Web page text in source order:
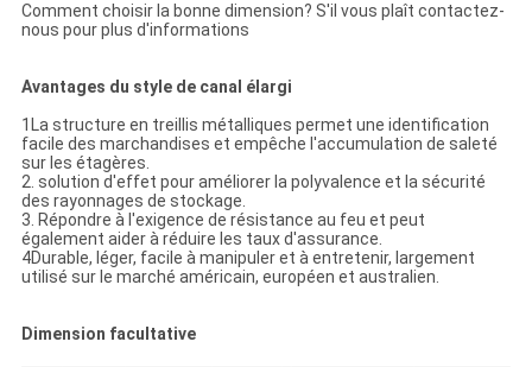
Comment choisir la bonne dimension? S'il vous plaît contactez-
nous pour plus d'informations
Avantages du style de canal élargi
1La structure en treillis métalliques permet une identification
facile des marchandises et empêche l'accumulation de saleté
sur les étagères.
2. solution d'effet pour améliorer la polyvalence et la sécurité
des rayonnages de stockage.
3. Répondre à l'exigence de résistance au feu et peut
également aider à réduire les taux d'assurance.
4Durable, léger, facile à manipuler et à entretenir, largement
utilisé sur le marché américain, européen et australien.
Dimension facultative